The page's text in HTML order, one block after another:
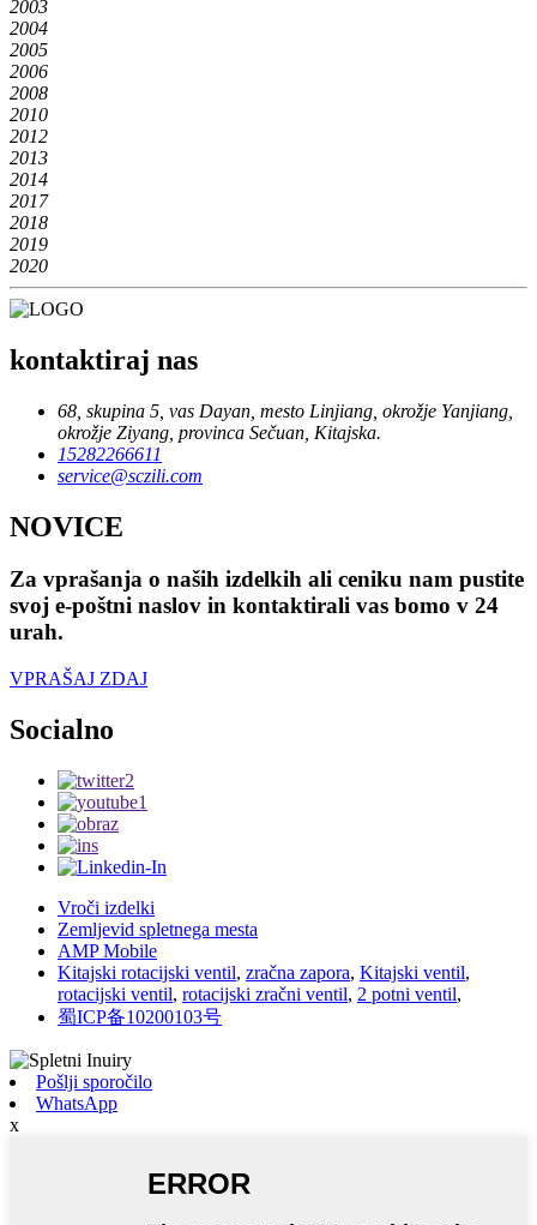
2003
2004
2005
2006
2008
2010
2012
2013
2014
2017
2018
2019
2020
kontaktiraj nas
68, skupina 5, vas Dayan, mesto Linjiang, okrožje Yanjiang,
okrožje Ziyang, provinca Sečuan, Kitajska.
15282266611
service@sczili.com
NOVICE
Za vprašanja o naših izdelkih ali ceniku nam pustite
svoj e-poštni naslov in kontaktirali vas bomo v 24
urah.
VPRAŠAJ ZDAJ
Socialno
Vroči izdelki
Zemljevid spletnega mesta
AMP Mobile
Kitajski rotacijski ventil, zračna zapora, Kitajski ventil,
rotacijski ventil, rotacijski zračni ventil, 2 potni ventil,
蜀ICP备10200103号
Pošlji sporočilo
WhatsApp
x